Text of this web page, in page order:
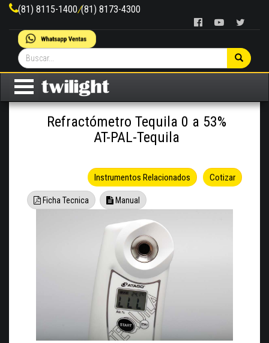
(81) 8115-1400/(81) 8173-4300
Refractómetro Tequila 0 a 53%
AT-PAL-Tequila
Cotizar
Instrumentos Relacionados
Ficha Tecnica Manual